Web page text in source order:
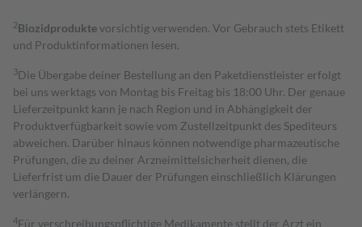
2Biozidproduktevorsichtig verwenden. Vor Gebrauch stets Etikett
und Produktinformationen lesen.
3Die Übergabe deiner Bestellung an den Paketdienstleister erfolgt
bei uns werktags von Montag bis Freitag bis 18:00 Uhr. Der genaue
Lieferzeitpunkt kann je nach Region und in Abhängigkeit der
Produktverfügbarkeit sowie vom Zustellzeitpunkt des Spediteurs
abweichen. Darüber hinaus können notwendige pharmazeutische
Prüfungen, die zu deiner Arzneimittelsicherheit dienen, die
Lieferfrist um die Dauer der Prüfungen einschließlich Klärungen
verlängern.
4Für verschreibungspflichtige Medikamente stellt der Arzt ein